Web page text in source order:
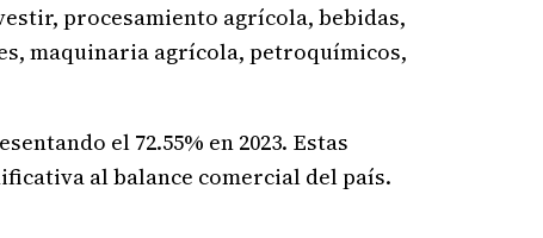
procesamiento agrícola, bebidas,
maquinaria agrícola, petroquímicos,
el 72.55% en 2023. Estas
al balance comercial del país.